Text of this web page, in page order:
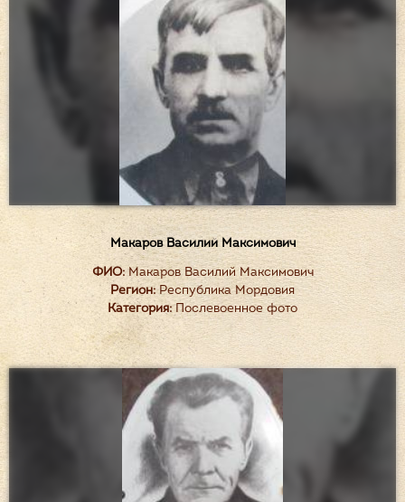
Макаров Василий Максимович
ФИО:Макаров Василий Максимович
Регион:Республика Мордовия
Категория:Послевоенное фото